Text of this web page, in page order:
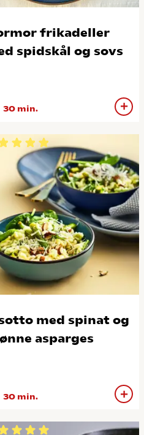
frikadeller
spidskål og sovs
30 min.
med spinat og
asparges
30 min.